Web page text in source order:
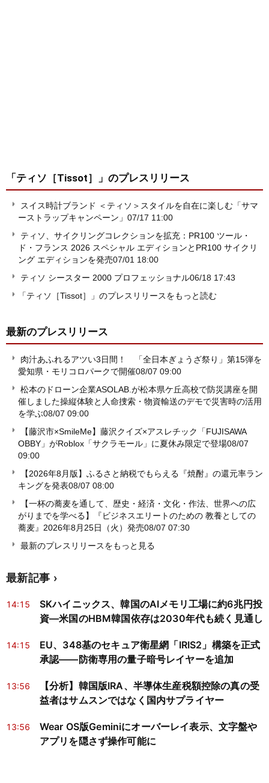
「ティソ［Tissot］」 のプレスリリース
スイス時計ブランド ＜ティソ＞スタイルを自在に楽しむ「サマ
ーストラップキャンペーン」 07/17 11:00
ティソ、サイクリングコレクションを拡充：PR100 ツール・
ド・フランス 2026 スペシャル エディションとPR100 サイクリ
ング エディションを発売07/01 18:00
ティソ シースター 2000 プロフェッショナル06/18 17:43
「ティソ［Tissot］」のプレスリリースをもっと読む
最新のプレスリリース
肉汁あふれるアツい3日間！ 「全日本ぎょうざ祭り」第15弾を
愛知県・モリコロパークで開催08/07 09:00
松本のドローン企業ASOLAB.が松本県ケ丘高校で防災講座を開
催しました操縦体験と人命捜索・物資輸送のデモで災害時の活用
を学ぶ08/07 09:00
【藤沢市×SmileMe】藤沢クイズ×アスレチック「FUJISAWA
OBBY」がRoblox「サクラモール」に夏休み限定で登場08/07
09:00
【2026年8月版】ふるさと納税でもらえる『焼酎』の還元率ラン
キングを発表08/07 08:00
【一杯の蕎麦を通して、歴史・経済・文化・作法、世界への広
がりまでを学べる】『ビジネスエリートのための 教養としての
蕎麦』2026年8月25日（火）発売08/07 07:30
最新のプレスリリースをもっと見る
最新記事
14:15
SKハイニックス、韓国のAIメモリ工場に約6兆円投
資―米国のHBM韓国依存は2030年代も続く見通し
14:15
EU、348基のセキュア衛星網「IRIS2」構築を正式
承認——防衛専用の量子暗号レイヤーを追加
13:56
【分析】韓国版IRA、半導体生産税額控除の真の受
益者はサムスンではなく国内サプライヤー
13:56
Wear OS版Geminiにオーバーレイ表示、文字盤や
アプリを隠さず操作可能に